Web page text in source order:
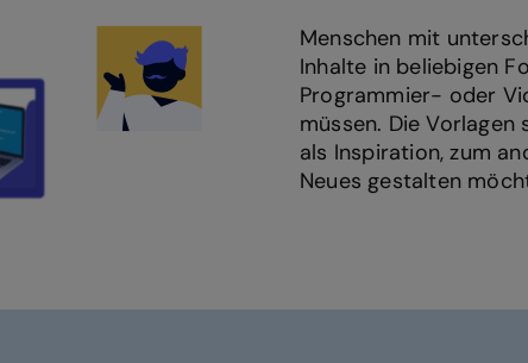
Menschen mit
Inhalte in beliebigen
Programmier- oder
müssen. Die Vorlagen
als Inspiration, zum
Neues gestalten